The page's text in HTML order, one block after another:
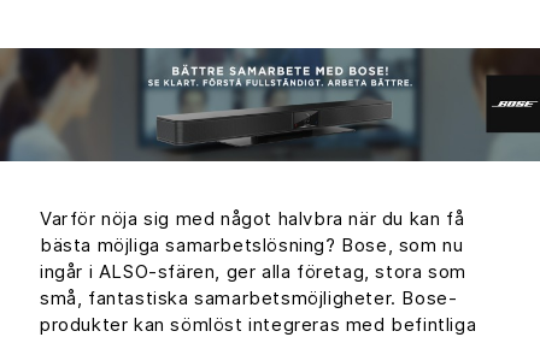
Varför nöja sig med något halvbra när du kan få
bästa möjliga samarbetslösning? Bose, som nu
ingår i ALSO-sfären, ger alla företag, stora som
små, fantastiska samarbetsmöjligheter. Bose-
produkter kan sömlöst integreras med befintliga